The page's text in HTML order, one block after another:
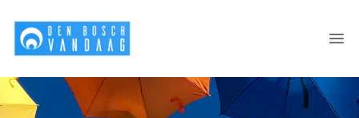
denboschvandaag.nl